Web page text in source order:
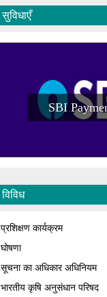
सुविधाएँ
SBI Payment
विविध
प्रशिक्षण कार्यक्रम
घोषणा
सूचना का अधिकार अधिनियम
भारतीय कृषि अनुसंधान परिषद